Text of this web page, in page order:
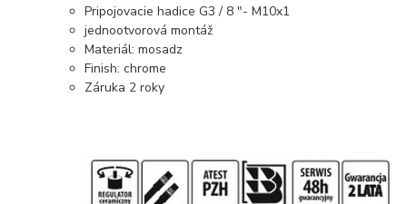
Pripojovacie hadice G3 / 8 "- M10x1
jednootvorová montáž
Materiál: mosadz
Finish: chrome
Záruka 2 roky